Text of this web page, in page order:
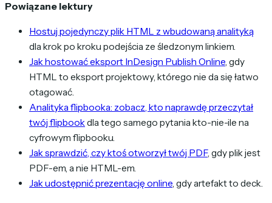
Powiązane lektury
Hostuj pojedynczy plik HTML z wbudowaną analityką
dla krok po kroku podejścia ze śledzonym linkiem.
Jak hostować eksport InDesign Publish Online , gdy
HTML to eksport projektowy, którego nie da się łatwo
otagować.
Analityka flipbooka: zobacz, kto naprawdę przeczytał
twój flipbookdla tego samego pytania kto-nie-ile na
cyfrowym flipbooku.
Jak sprawdzić, czy ktoś otworzył twój PDF, gdy plik jest
PDF-em, a nie HTML-em.
Jak udostępnić prezentację online , gdy artefakt to deck.